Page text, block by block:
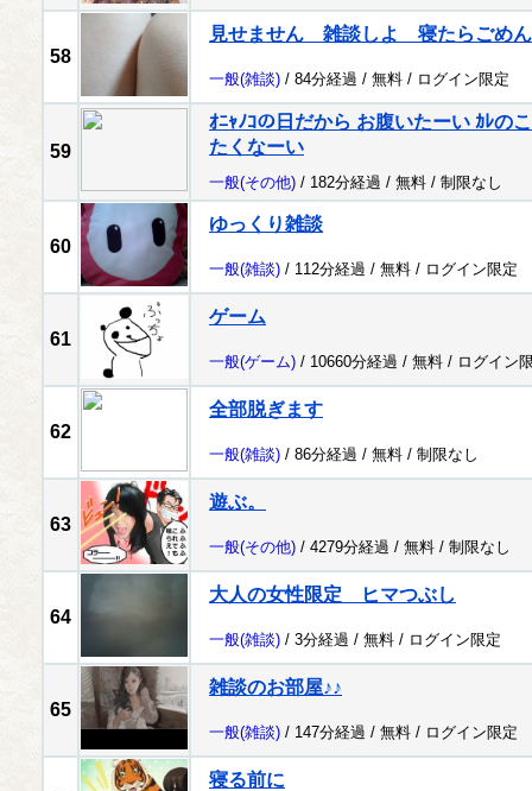
58
見せません 雑談しよ 寝たらごめん
一般(雑談) / 84分経過 / 無料 / ログイン限定
59
ｵﾆｬﾉｺの日だから お腹いたーい ｶﾚの
たくなーい
一般(その他) / 182分経過 / 無料 / 制限なし
60
ゆっくり雑談
一般(雑談) / 112分経過 / 無料 / ログイン限定
61
ゲーム
一般(ゲーム) / 10660分経過 / 無料 / ログイン
62
全部脱ぎます
一般(雑談) / 86分経過 / 無料 / 制限なし
63
遊ぶ。
一般(その他) / 4279分経過 / 無料 / 制限なし
64
大人の女性限定 ヒマつぶし
一般(雑談) / 3分経過 / 無料 / ログイン限定
65
雑談のお部屋♪♪
一般(雑談) / 147分経過 / 無料 / ログイン限定
寝る前に